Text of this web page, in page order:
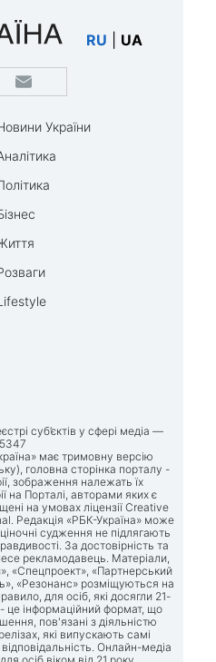
RU UA
України
суб’єктів у сфері медіа —
має тримовну версію
головна сторінка порталу -
зображення належать їх
на Порталі, авторами яких є
на умовах ліцензії Creative
Редакція «РБК-Україна» може
судження не підлягають
За достовірність та
рекламодавець. Матеріали,
«Спецпроект», «Партнерський
«Резонанс» розміщуються на
для осіб, які досягли 21-
- це інформаційний формат, що
пов'язані з діяльністю
які випускають самі
відповідальність. Онлайн-медіа